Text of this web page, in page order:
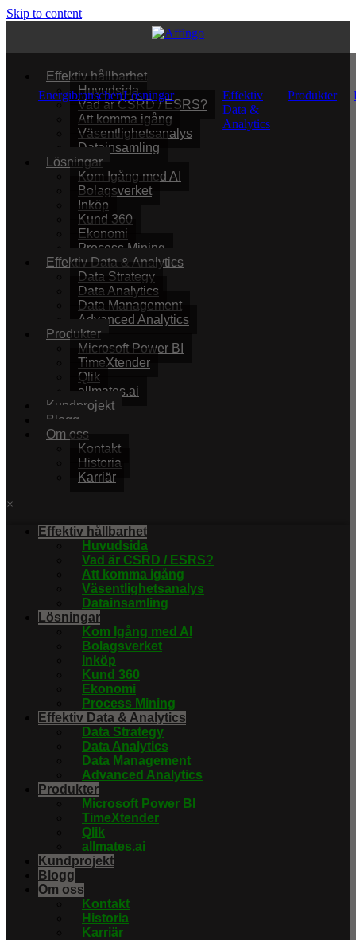
Skip to content
Effektiv hållbarhet
Huvudsida
Vad är CSRD / ESRS?
Att komma igång
Väsentlighetsanalys
Datainsamling
Lösningar
Kom Igång med AI
Bolagsverket
Inköp
Kund 360
Ekonomi
Process Mining
Effektiv Data & Analytics
Data Strategy
Data Analytics
Data Management
Advanced Analytics
Produkter
Microsoft Power BI
TimeXtender
Qlik
allmates.ai
Kundprojekt
Blogg
Om oss
Kontakt
Historia
Karriär
×
Effektiv hållbarhet
Huvudsida
Vad är CSRD / ESRS?
Att komma igång
Väsentlighetsanalys
Datainsamling
Lösningar
Kom Igång med AI
Bolagsverket
Inköp
Kund 360
Ekonomi
Process Mining
Effektiv Data & Analytics
Data Strategy
Data Analytics
Data Management
Advanced Analytics
Produkter
Microsoft Power BI
TimeXtender
Qlik
allmates.ai
Kundprojekt
Blogg
Om oss
Kontakt
Historia
Karriär
EnergibranschenLösningar
Effektiv
Data &
Analytics
Produkter